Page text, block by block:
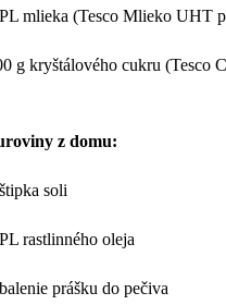
mlieka (Tesco Mlieko UHT
g kryštálového cukru (Tesco
z domu:
soli
rastlinného oleja
prášku do pečiva